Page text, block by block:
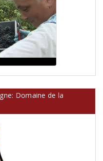
Domaine de la